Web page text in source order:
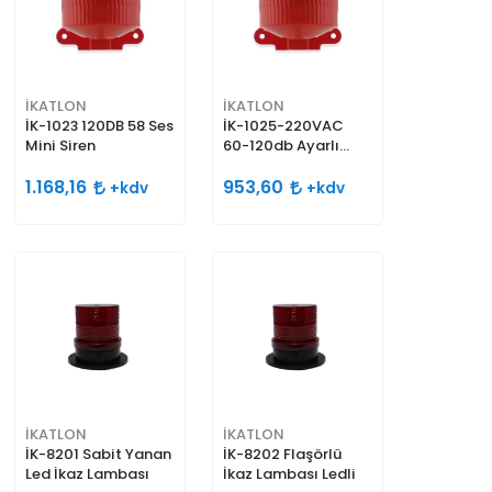
İKATLON
İK-1023 120DB 58 Ses
Mini Siren
1.168,16 +kdv
İKATLON
İK-1025-220VAC
60-120db Ayarlı
953,60 +kdv
İKATLON
İK-8201 Sabit Yanan
Led İkaz Lambası
İKATLON
İK-8202 Flaşörlü
İkaz Lambası Ledli